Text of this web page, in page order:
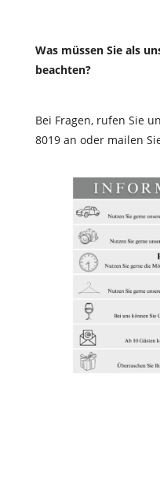
Was müssen Sie als
beachten?
Bei Fragen, rufen Sie
8019 an oder mailen